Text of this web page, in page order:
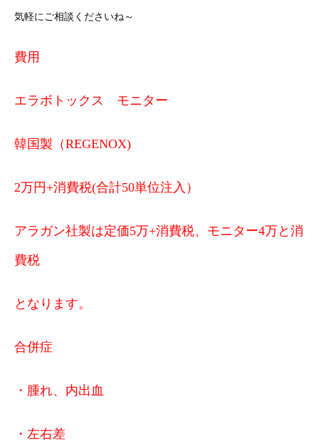
気軽にご相談くださいね～
費用
エラボトックス モニター
韓国製（REGENOX)
2万円+消費税(合計50単位注入）
アラガン社製は定価5万+消費税、モニター4万と消
費税
となります。
合併症
・腫れ、内出血
・左右差